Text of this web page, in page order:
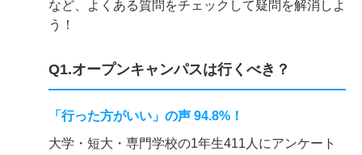
など、よくある質問をチェックして疑問を解消しよ
う！
Q1.オープンキャンパスは行くべき？
「行った方がいい」の声 94.8%！
大学・短大・専門学校の1年生411人にアンケート